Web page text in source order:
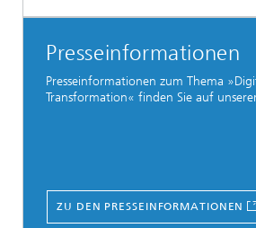
Presseinformationen
Presseinformationen zum Thema
Transformation« finden Sie auf
ZU DEN PRESSEINFORMATIONEN